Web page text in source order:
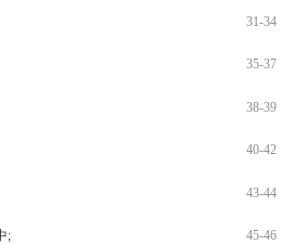
31-34
35-37
38-39
40-42
43-44
; 45-46